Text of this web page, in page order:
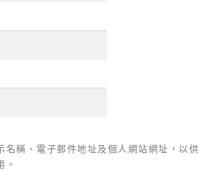
名稱、電子郵件地址及個人網站網址，以供
。